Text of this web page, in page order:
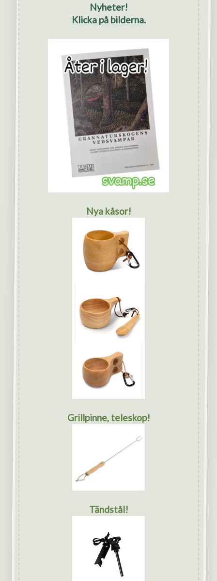
Nyheter!
Klicka på bilderna.
Nya kåsor!
Grillpinne, teleskop!
Tändstål!